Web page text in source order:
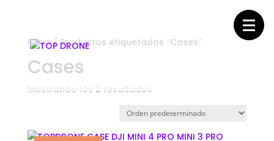
Inicio/ Productos etiquetados “Cases”
Cases
Mostrando los 2 resultados